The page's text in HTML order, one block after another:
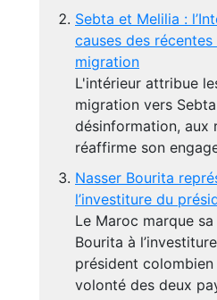
Sebta et Melilia :
causes des
migration
L'intérieur attribue
migration vers
désinformation, aux
réaffirme son
Nasser Bourita
l’investiture du
Le Maroc marque
Bourita à
président
volonté des deux